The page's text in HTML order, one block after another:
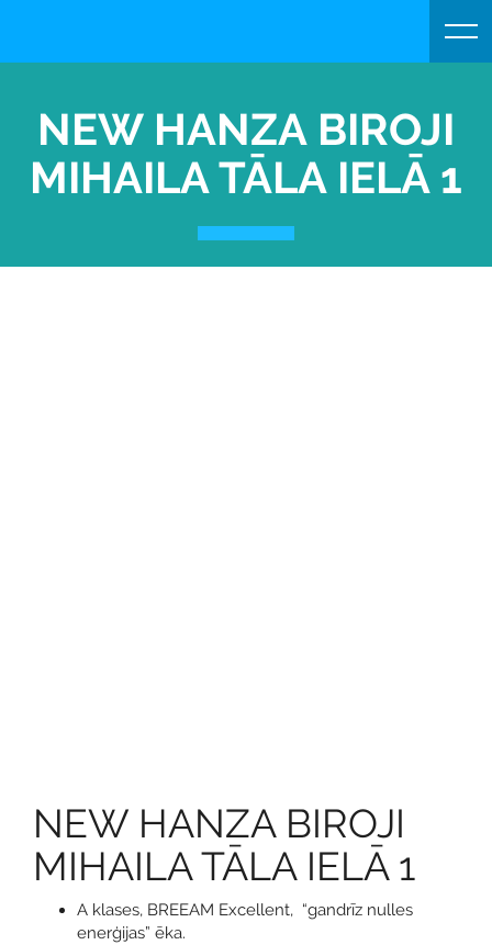
NEW HANZA BIROJI
MIHAILA TĀLA IELĀ 1
NEW HANZA BIROJI
MIHAILA TĀLA IELĀ 1
A klases, BREEAM Excellent, “gandrīz nulles
enerģijas” ēka.